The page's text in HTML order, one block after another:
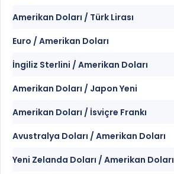
Amerikan Doları / Türk Lirası
Euro / Amerikan Doları
İngiliz Sterlini / Amerikan Doları
Amerikan Doları / Japon Yeni
Amerikan Doları / İsviçre Frankı
Avustralya Doları / Amerikan Doları
Yeni Zelanda Doları / Amerikan Doları